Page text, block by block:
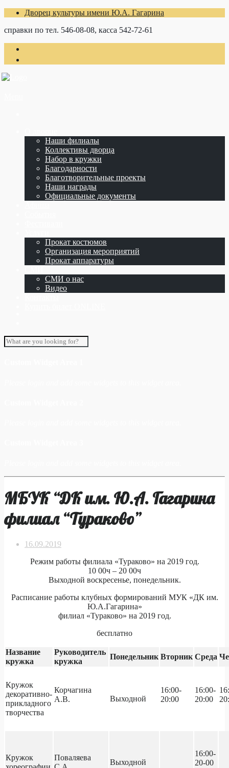
Дворец культуры имени Ю.А. Гагарина
справки по тел. 546-08-08, касса 542-72-61
Наши филиалы
Коллективы дворца
Набор в кружки
Благодарности
Благотворительные проекты
Наши награды
Официальные документы
Прокат костюмов
Организация мероприятий
Прокат аппаратуры
СМИ о нас
Видео
МБУК “ДК им. Ю.А. Гагарина
филиал “Тураково”
16.09.2019
Режим работы филиала «Тураково» на 2019 год.
10 00ч – 20 00ч
Выходной воскресенье, понедельник.
Расписание работы клубных формирований МУК «ДК им.
Ю.А.Гагарина»
филиал «Тураково» на 2019 год.
бесплатно
Название
кружка
Руководитель
кружка
Понедельник Вторник Среда
Кружок
декоративно-
прикладного
творчества
Корчагина
А.В.
Выходной
16:00-
20:00
16:00-
20:00
Кружок
Поваляева
Выходной
16:00-
20-00